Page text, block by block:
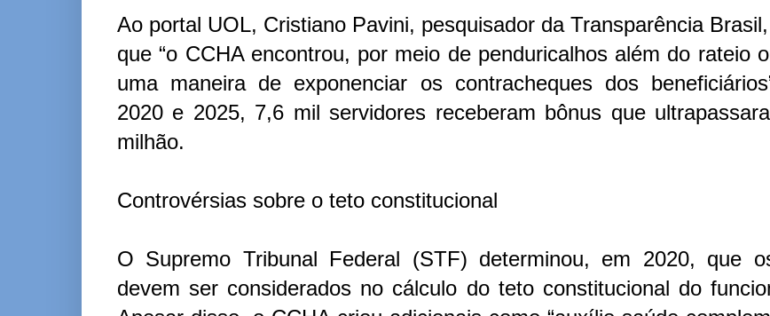
Ao portal UOL, Cristiano Pavini, pesquisador da Transparência
que “o CCHA encontrou, por meio de penduricalhos além do rateio
uma maneira de exponenciar os contracheques dos
2020 e 2025, 7,6 mil servidores receberam bônus que
milhão.
Controvérsias sobre o teto constitucional
O Supremo Tribunal Federal (STF) determinou, em 2020, que
devem ser considerados no cálculo do teto constitucional do